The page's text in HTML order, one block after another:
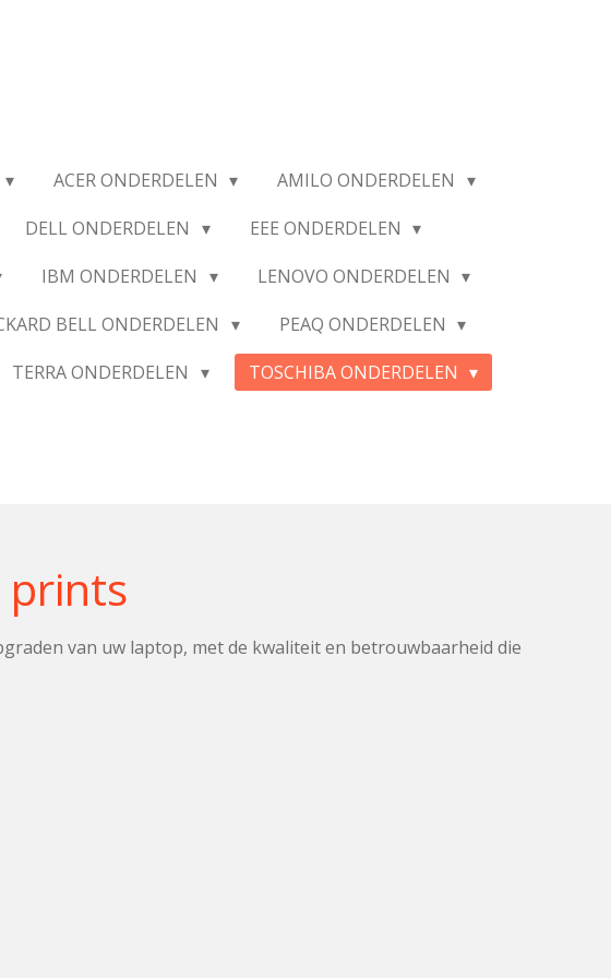
ACER ONDERDELEN
AMILO ONDERDELEN
DELL ONDERDELEN
EEE ONDERDELEN
IBM ONDERDELEN
LENOVO ONDERDELEN
BELL ONDERDELEN
PEAQ ONDERDELEN
TERRA ONDERDELEN TOSCHIBA ONDERDELEN
prints
van uw laptop, met de kwaliteit en betrouwbaarheid die